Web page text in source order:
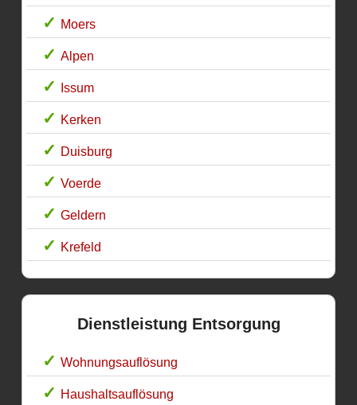
Moers
Alpen
Issum
Kerken
Duisburg
Voerde
Geldern
Krefeld
Dienstleistung Entsorgung
Wohnungsauflösung
Haushaltsauflösung